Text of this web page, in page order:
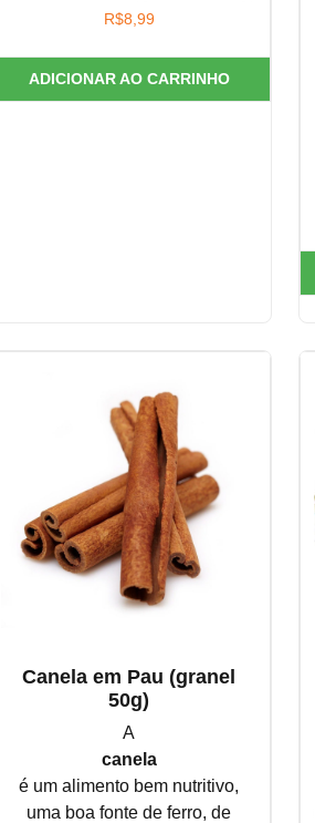
R$8,99
ADICIONAR AO CARRINHO
Canela em Pau (granel
50g)
A
canela
é um alimento bem nutritivo,
uma boa fonte de ferro, de